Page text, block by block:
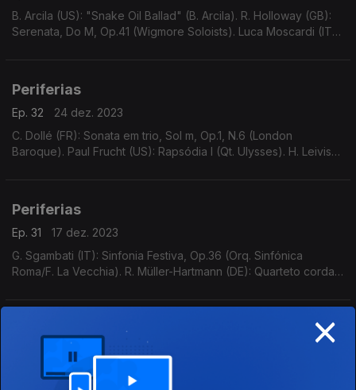
B. Arcila (US): "Snake Oil Ballad" (B. Arcila). R. Holloway (GB):
Serenata, Do M, Op.41 (Wigmore Soloists). Luca Moscardi (IT):
Periferias
Ep. 32
24 dez. 2023
C. Dollé (FR): Sonata em trio, Sol m, Op.1, N.6 (London
Baroque). Paul Frucht (US): Rapsódia I (Qt. Ulysses). H. Leiviskä
Periferias
Ep. 31
17 dez. 2023
G. Sgambati (IT): Sinfonia Festiva, Op.36 (Orq. Sinfónica
Roma/F. La Vecchia). R. Müller-Hartmann (DE): Quarteto cordas
piccolo e cordas (F. Viola/Orq. Teatro Nci
Ep. 30
03 dez. 2023
P. Malmborg-Ward (SE): "Growing, coming, filing up", p/ sax
sop (A. Paulsson). A.M. Herz (DE): "Rundfunk Musik für 8
×